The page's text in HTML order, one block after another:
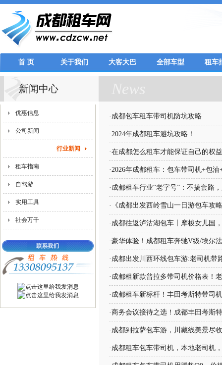
首 页 关于我们 大客大巴 全部车型 租车
新闻中心
优惠信息
公司新闻
行业新闻
租车指南
自驾游
实用工具
社会万千
· 成都包车租车带司机防坑攻略
·2024年成都租车避坑攻略！
·在成都怎么租车才能保证自己的权益
·2026年成都租车：包车带司机+包
· 成都租车行业“老字号”：不搞套路
· 《成都出发西岭雪山一日游包车攻
· 成都往返泸沽湖包车丨摩梭女儿国
·豪华体验！成都租车奔驰V级/埃尔
· 成都出发川西环线包车游:老司机带
· 成都租新款普拉多带司机价格表！
· 成都租车新标杆！丰田考斯特带司
·商务会议接待之选！成都丰田考斯
· 成都到拉萨包车游，川藏线美景尽
· 成都租车包车带司机，本地老司机